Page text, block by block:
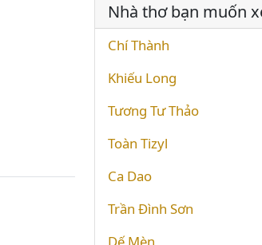
Nhà thơ bạn muốn
Chí Thành
Khiếu Long
Tương Tư Thảo
Toàn Tizyl
Ca Dao
Trần Đình Sơn